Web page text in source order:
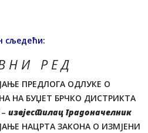
сљедећи:
Н И Р Е Д
ПРЕДЛОГА ОДЛУКЕ О
НА БУЏЕТ БРЧКО ДИСТРИКТА
извјестилац градоначелник
НАЦРТА ЗАКОНА О ИЗМЈЕНИ